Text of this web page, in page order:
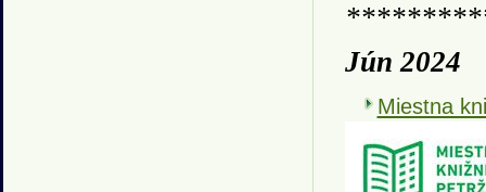
Jún 2024
Miestna